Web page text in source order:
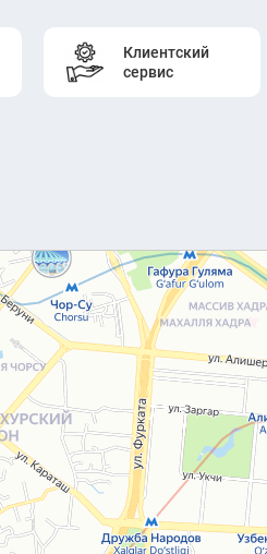
Клиентский
сервис